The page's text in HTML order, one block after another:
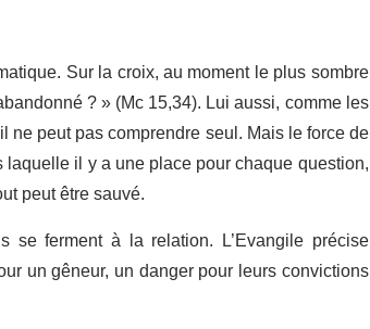
Sur la croix, au moment le plus sombre
? » (Mc 15,34). Lui aussi, comme les
ne peut pas comprendre seul. Mais le force de
il y a une place pour chaque question,
peut être sauvé.
se ferment à la relation. L’Evangile précise
un gêneur, un danger pour leurs convictions